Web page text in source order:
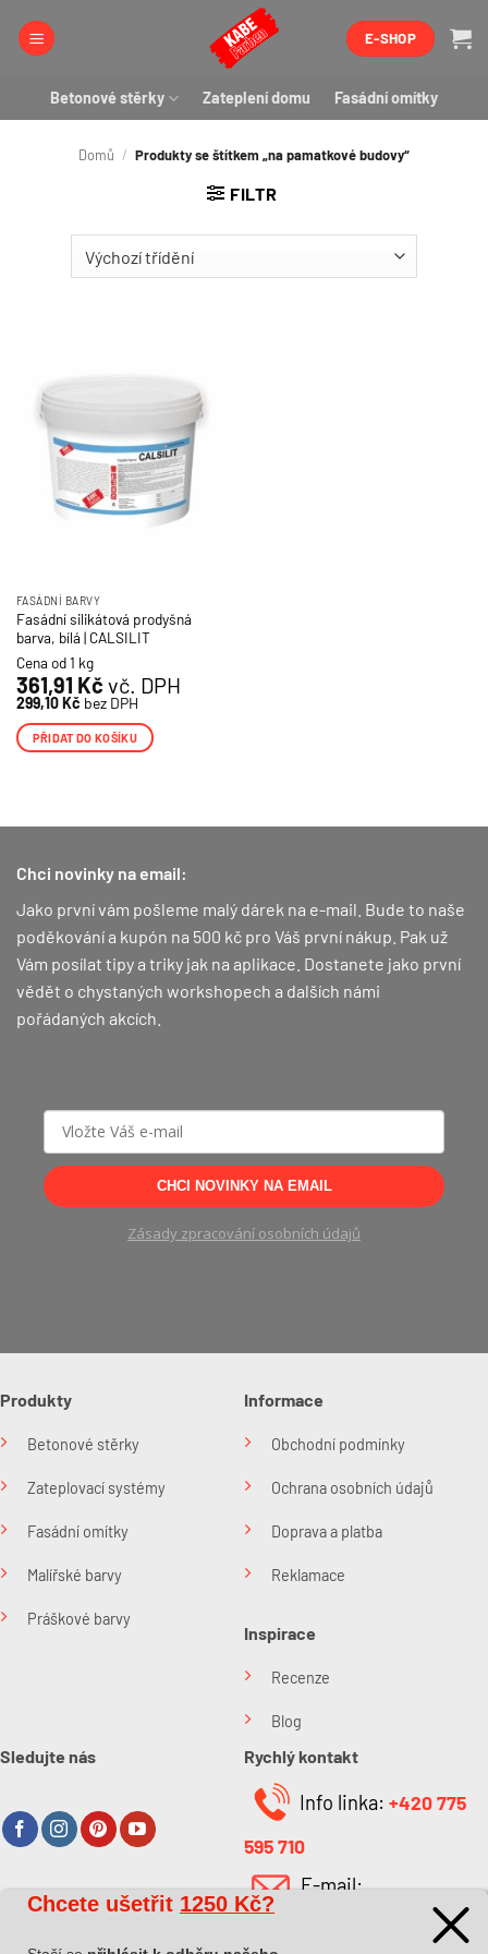
E-SHOP
Betonové stěrky Zateplení domu Fasádní omítky
Domů / Produkty se štítkem „na pamatkové budovy“
FILTR
FASÁDNÍ BARVY
Fasádní silikátová prodyšná
barva, bílá | CALSILIT
Cena od 1 kg
361,91 Kč vč. DPH
299,10Kč bez DPH
PŘIDAT DO KOŠÍKU
Chci novinky na email:
Jako první vám pošleme malý dárek na e-mail. Bude to naše
poděkování a kupón na 500 kč pro Váš první nákup. Pak už
Vám posílat tipy a triky jak na aplikace. Dostanete jako první
vědět o chystaných workshopech a dalších námi
pořádaných akcích.
CHCI NOVINKY NA EMAIL
Zásady zpracování osobních údajů
Produkty
Betonové stěrky
Zateplovací systémy
Fasádní omítky
Malířské barvy
Práškové barvy
Informace
Obchodní podmínky
Ochrana osobních údajů
Doprava a platba
Reklamace
Inspirace
Recenze
Blog
Sledujte nás
O společnosti
Rychlý kontakt
Info linka: +420 775
595 710
E-mail:
Chcete ušetřit 1250 Kč?